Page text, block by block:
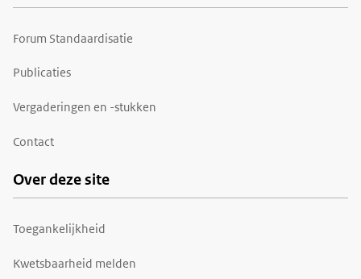
Forum Standaardisatie
Publicaties
Vergaderingen en -stukken
Contact
Over deze site
Toegankelijkheid
Kwetsbaarheid melden